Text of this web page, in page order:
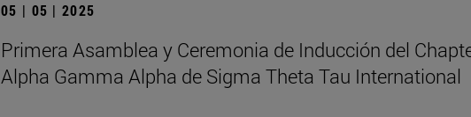
05 | 05 | 2025
Primera Asamblea y Ceremonia de Inducción del
Alpha Gamma Alpha de Sigma Theta Tau International